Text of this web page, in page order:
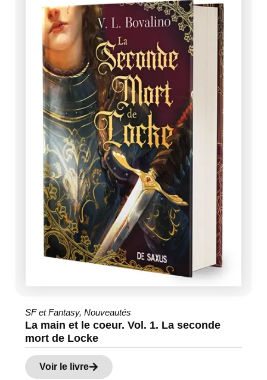
SF et Fantasy, Nouveautés
La main et le coeur. Vol. 1. La seconde
mort de Locke
Voir le livre